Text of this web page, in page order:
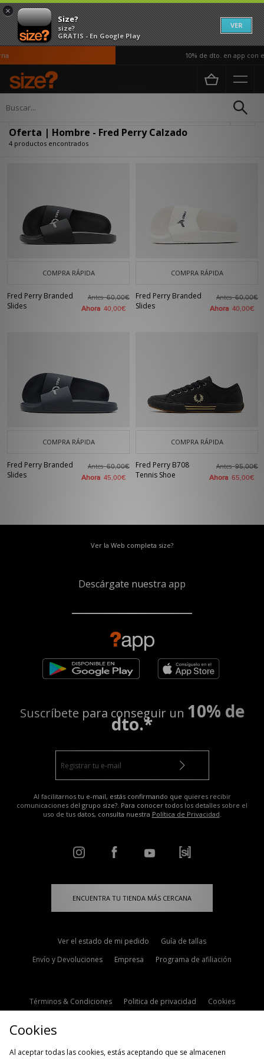
×
Size?
size?
GRATIS - En Google Play
VER
10% de dto. en app con el
Página principal
Oferta | Hombre - Fred Perry Calzado
4 productos encontrados
COMPRA RÁPIDA
Fred Perry Branded
Slides
Antes60,00€
Ahora 40,00€
COMPRA RÁPIDA
Fred Perry Branded
Slides
Antes60,00€
Ahora 40,00€
COMPRA RÁPIDA
Fred Perry Branded
Slides
Antes60,00€
Ahora 45,00€
COMPRA RÁPIDA
Fred Perry B708
Tennis Shoe
Antes95,00€
Ahora 65,00€
Ver la Web completa size?
Descárgate nuestra app
Suscríbete para conseguir un 10% de
dto.*
Al facilitarnos tu e-mail, estás confirmando que quieres recibir
comunicaciones del grupo size?. Para conocer todos los detalles sobre el
uso de tus datos, consulta nuestra Política de Privacidad.
ENCUENTRA TU TIENDA MÁS CERCANA
Ver el estado de mi pedido
Guía de tallas
Envío y Devoluciones
Empresa Programa de afiliación
Términos & Condiciones Politica de privacidad
Cookies
Cookies
Al aceptar todas las cookies, estás aceptando que se almacenen